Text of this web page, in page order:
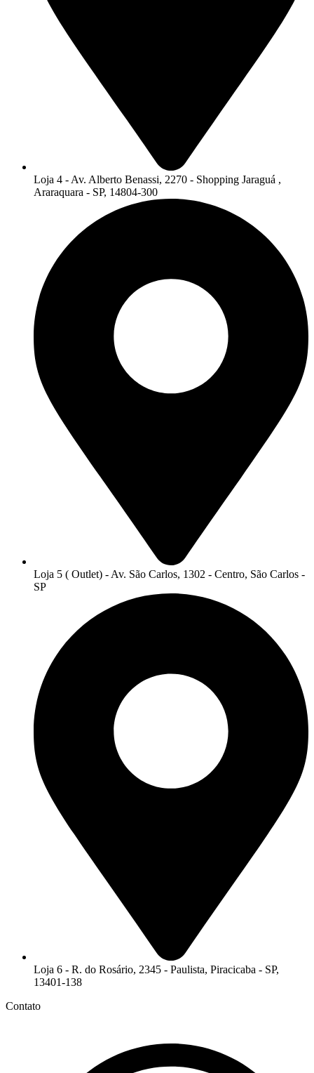
Loja 4 - Av. Alberto Benassi, 2270 - Shopping Jaraguá ,
Araraquara - SP, 14804-300
Loja 5 ( Outlet) - Av. São Carlos, 1302 - Centro, São Carlos -
SP
Loja 6 - R. do Rosário, 2345 - Paulista, Piracicaba - SP,
13401-138
Contato